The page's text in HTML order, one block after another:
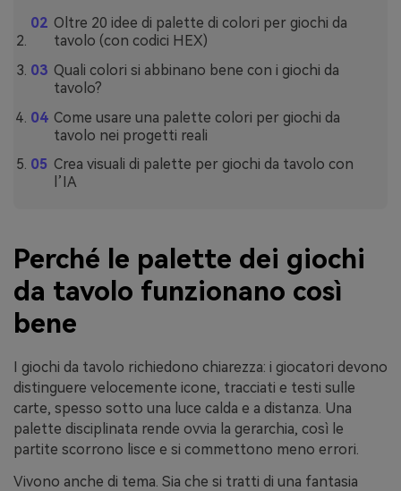
Oltre 20 idee di palette di colori per giochi da
tavolo (con codici HEX)
Quali colori si abbinano bene con i giochi da
tavolo?
Come usare una palette colori per giochi da
tavolo nei progetti reali
Crea visuali di palette per giochi da tavolo con
l’IA
Perché le palette dei giochi
da tavolo funzionano così
bene
I giochi da tavolo richiedono chiarezza: i giocatori devono
distinguere velocemente icone, tracciati e testi sulle
carte, spesso sotto una luce calda e a distanza. Una
palette disciplinata rende ovvia la gerarchia, così le
partite scorrono lisce e si commettono meno errori.
Vivono anche di tema. Sia che si tratti di una fantasia